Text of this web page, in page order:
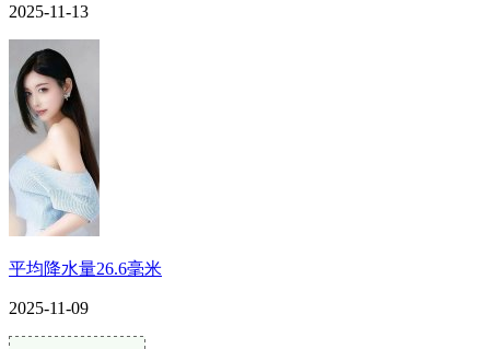
2025-11-13
平均降水量26.6毫米
2025-11-09